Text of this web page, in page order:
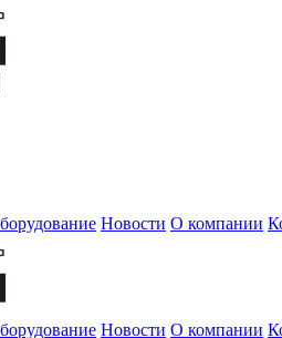
Новости О компании
Новости О компании